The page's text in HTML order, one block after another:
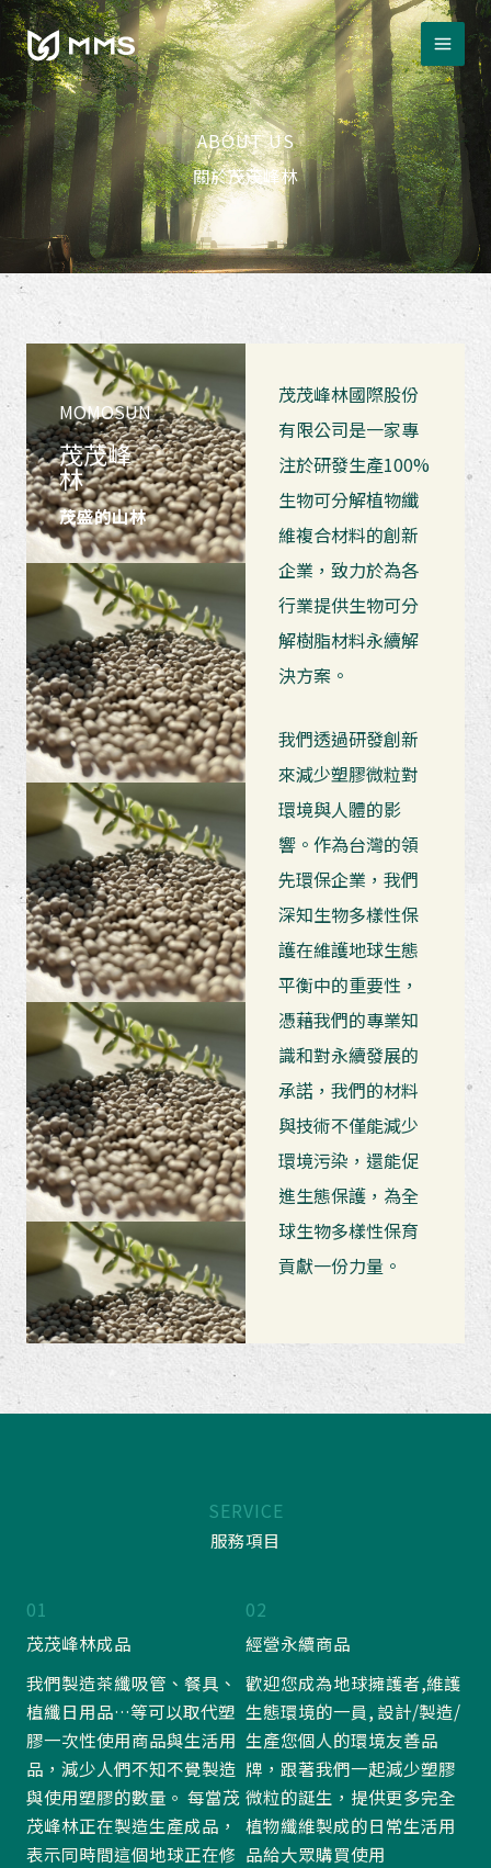
跳
至
要
內
ABOUT US
關於茂茂峰林
MOMOSUN
茂茂峰
林
茂盛的山林
茂茂峰林國際股份
有限公司是一家專
注於研發生產100%
生物可分解植物纖
維複合材料的創新
企業，致力於為各
行業提供生物可分
解樹脂材料永續解
決方案。
我們透過研發創新
來減少塑膠微粒對
環境與人體的影
響。作為台灣的領
先環保企業，我們
深知生物多樣性保
護在維護地球生態
平衡中的重要性，
憑藉我們的專業知
識和對永續發展的
承諾，我們的材料
與技術不僅能減少
環境污染，還能促
進生態保護，為全
球生物多樣性保育
貢獻一份力量。
SERVICE
服務項目
01
茂茂峰林成品
我們製造茶纖吸管、餐具、
植纖日用品…等可以取代塑
膠一次性使用商品與生活用
品，減少人們不知不覺製造
與使用塑膠的數量。 每當茂
茂峰林正在製造生產成品，
表示同時間這個地球正在修
02
經營永續商品
歡迎您成為地球擁護者,維護
生態環境的一員, 設計/製造/
生產您個人的環境友善品
牌，跟著我們一起減少塑膠
微粒的誕生，提供更多完全
植物纖維製成的日常生活用
品給大眾購買使用